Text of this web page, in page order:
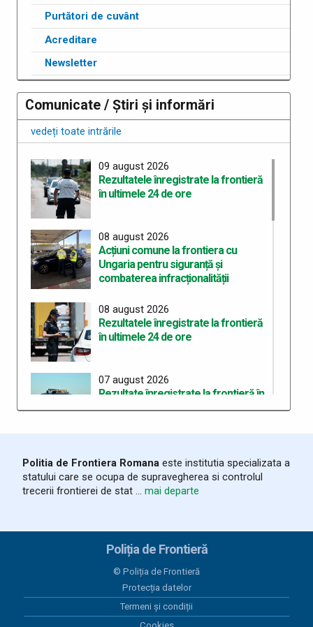
Purtători de cuvânt
Acreditare
Newsletter
Comunicate / Știri și informări
vedeți toate intrările
09 august 2026
Rezultatele înregistrate la frontieră
în ultimele 24 de ore
08 august 2026
Acțiuni comune la frontiera cu
Ungaria pentru siguranță și
combaterea infracționalității
08 august 2026
Rezultatele înregistrate la frontieră
în ultimele 24 de ore
07 august 2026
Rezultate înregistrate la frontieră în
ultimele 24 de ore
Trei cetățeni chinezi depistați la PTF
Stamora-Moravița cu vize false
Rezultate înregistrate la frontieră în
ultimele 24 de ore
05 august 2026
Organizarea celui de-al treilea
Politia de Frontiera Romana este institutia specializata a
statului care se ocupa de supravegherea si controlul
trecerii frontierei de stat ... mai departe
Poliția de Frontieră
© Poliția de Frontieră
Protecția datelor
Termeni și condiții